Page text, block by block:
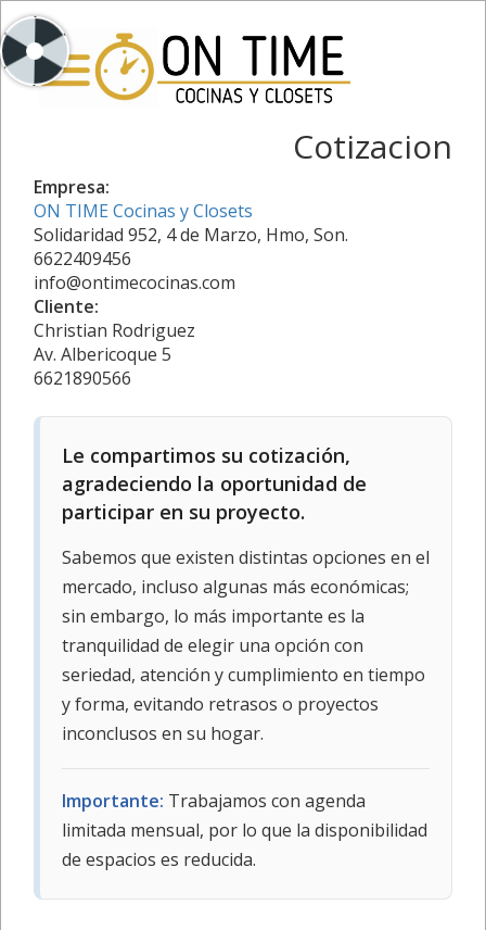
Cotizacion
Empresa:
ON TIME Cocinas y Closets
Solidaridad 952, 4 de Marzo, Hmo, Son.
6622409456
info@ontimecocinas.com
Cliente:
Christian Rodriguez
Av. Albericoque 5
6621890566
Le compartimos su cotización,
agradeciendo la oportunidad de
participar en su proyecto.
Sabemos que existen distintas opciones en el
mercado, incluso algunas más económicas;
sin embargo, lo más importante es la
tranquilidad de elegir una opción con
seriedad, atención y cumplimiento en tiempo
y forma, evitando retrasos o proyectos
inconclusos en su hogar.
Importante: Trabajamos con agenda
limitada mensual, por lo que la disponibilidad
de espacios es reducida.